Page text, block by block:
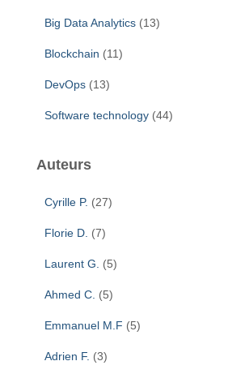
Big Data Analytics (13)
Blockchain (11)
DevOps (13)
Software technology (44)
Auteurs
Cyrille P. (27)
Florie D. (7)
Laurent G. (5)
Ahmed C. (5)
Emmanuel M.F (5)
Adrien F. (3)